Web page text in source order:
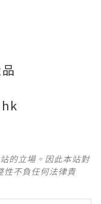
的立場。因此本站對
性不負任何法律責